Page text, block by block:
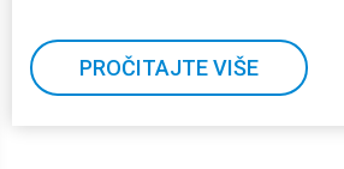
PROČITAJTE VIŠE